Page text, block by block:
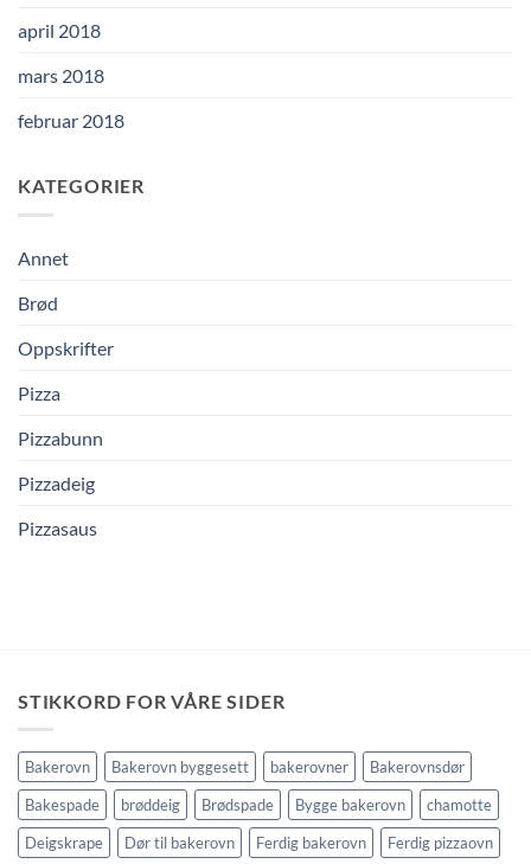
april 2018
mars 2018
februar 2018
KATEGORIER
Annet
Brød
Oppskrifter
Pizza
Pizzabunn
Pizzadeig
Pizzasaus
STIKKORD FOR VÅRE SIDER
Bakerovn Bakerovn byggesett bakerovner
Bakerovnsdør
Bakespade
brøddeig Brødspade Bygge bakerovn
chamotte
Deigskrape
Dør til bakerovn Ferdig bakerovn
Ferdig pizzaovn